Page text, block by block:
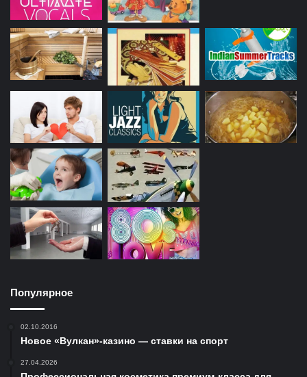
Популярное
02.10.2016
Новое «Вулкан»-казино — ставки на спорт
27.04.2026